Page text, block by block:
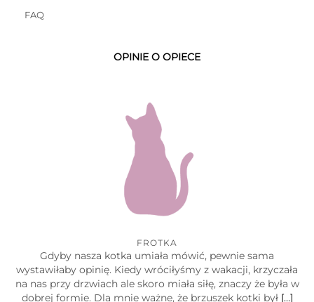
FAQ
OPINIE O OPIECE
FROTKA
Gdyby nasza kotka umiała mówić, pewnie sama
wystawiłaby opinię. Kiedy wróciłyśmy z wakacji, krzyczała
na nas przy drzwiach ale skoro miała siłę, znaczy że była w
dobrej formie. Dla mnie ważne, że brzuszek kotki był […]